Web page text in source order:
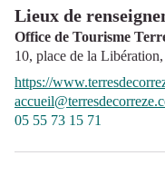
Lieux de
Office de Tourisme
10, place de la Libération,
https://
05 55 73 15 71